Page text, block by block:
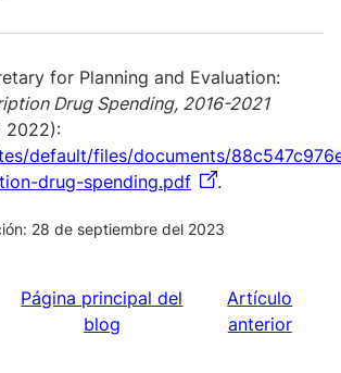
for Planning and Evaluation:
Drug Spending, 2016-2021
2022):
default/files/documents/
drug-spending.pdf
.
28 de septiembre del 2023
Página principal del
blog
Artículo
anterior